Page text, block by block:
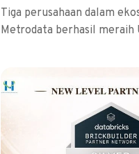
Tiga perusahaan dalam
Metrodata berhasil meraih